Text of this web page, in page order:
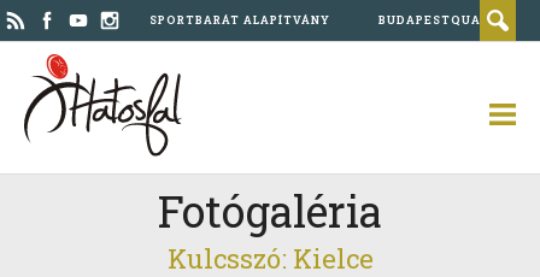
SPORTBARÁT ALAPÍTVÁNY BUDAPESTQUAD
Fotógaléria
Kulcsszó: Kielce